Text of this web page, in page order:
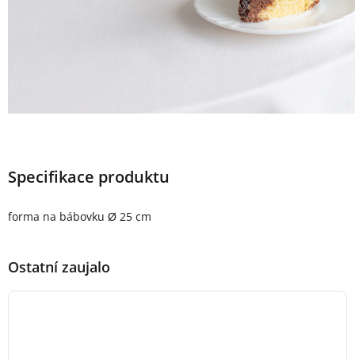
Specifikace produktu
forma na bábovku Ø 25 cm
Ostatní zaujalo